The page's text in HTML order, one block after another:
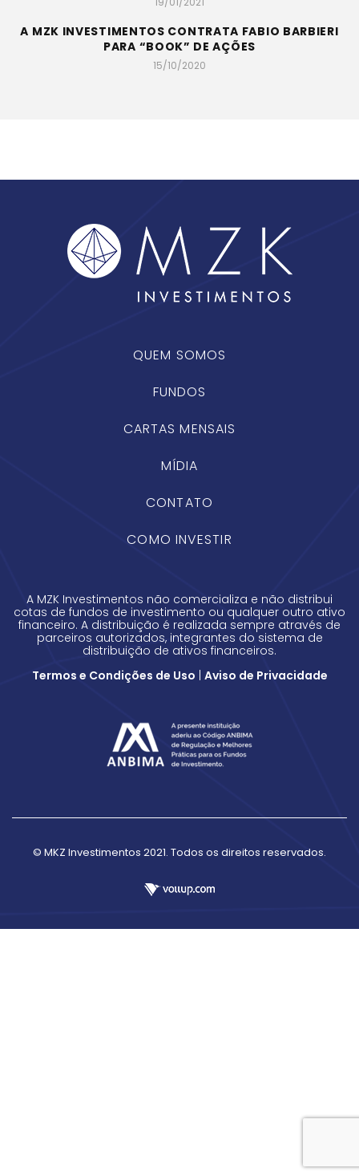
A MZK INVESTIMENTOS CONTRATA FABIO BARBIERI
PARA “BOOK” DE AÇÕES
15/10/2020
QUEM SOMOS
FUNDOS
CARTAS MENSAIS
MÍDIA
CONTATO
COMO INVESTIR
A MZK Investimentos não comercializa e não distribui
cotas de fundos de investimento ou qualquer outro ativo
financeiro. A distribuição é realizada sempre através de
parceiros autorizados, integrantes do sistema de
distribuição de ativos financeiros.
Termos e Condições de Uso Aviso de Privacidade
© MKZ Investimentos 2021. Todos os direitos reservados.